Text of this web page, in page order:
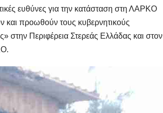
ευθύνες για την κατάσταση στη ΛΑΡΚΟ
και προωθούν τους κυβερνητικούς
στην Περιφέρεια Στερεάς Ελλάδας και στον